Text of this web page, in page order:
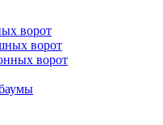
ворот
ворот
ворот